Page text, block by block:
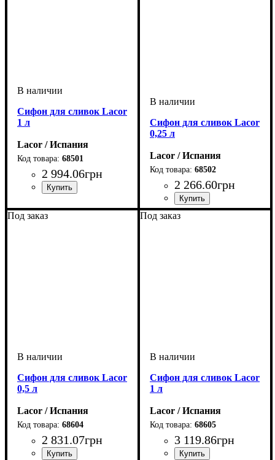
Сифон для сливок Lacor
1 л
Lacor / Испания
68501
2 994.06грн
Сифон для сливок Lacor
0,25 л
Lacor / Испания
68502
2 266.60грн
Под заказ
Сифон для сливок Lacor
0,5 л
Lacor / Испания
68604
2 831.07грн
Под заказ
Сифон для сливок Lacor
1 л
Lacor / Испания
68605
3 119.86грн